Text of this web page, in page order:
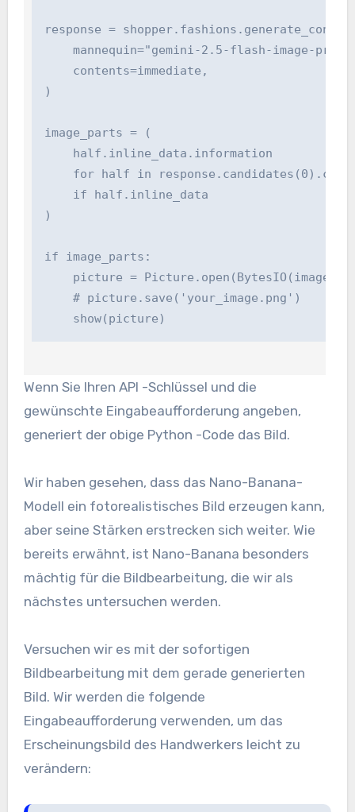
response =
mannequin="gemini-2.5-flash-image-
    contents=immediate,
)
image_parts = (
    half.inline_data.information
for half in
    if half.inline_data
)
if image_parts:
picture =
    # picture.save('your_image.png')
    show(picture)
Wenn Sie Ihren API -Schlüssel und die
gewünschte Eingabeaufforderung angeben,
generiert der obige Python -Code das Bild.
Wir haben gesehen, dass das Nano-Banana-
Modell ein fotorealistisches Bild erzeugen kann,
aber seine Stärken erstrecken sich weiter. Wie
bereits erwähnt, ist Nano-Banana besonders
mächtig für die Bildbearbeitung, die wir als
nächstes untersuchen werden.
Versuchen wir es mit der sofortigen
Bildbearbeitung mit dem gerade generierten
Bild. Wir werden die folgende
Eingabeaufforderung verwenden, um das
Erscheinungsbild des Handwerkers leicht zu
verändern: